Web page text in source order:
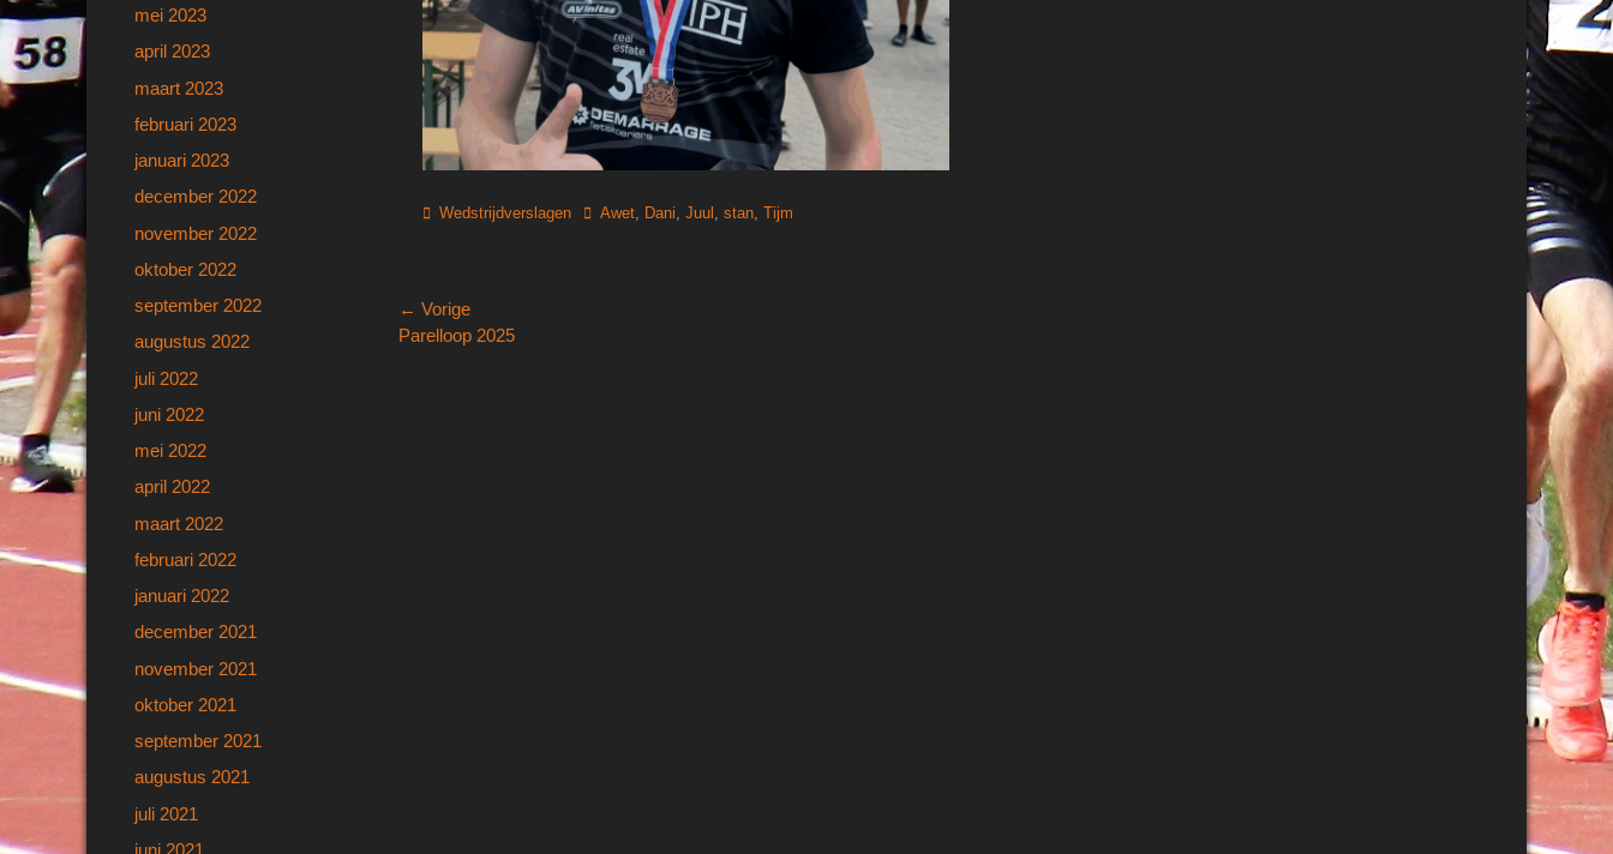
Categorieën
Wedstrijdverslagen TagsAwet Dani Juul stan Tijm
Bericht
navigatie
← Vorige
Vorig
Parelloop 2025
mei 2023
april 2023
maart 2023
februari 2023
januari 2023
december 2022
november 2022
oktober 2022
september 2022
augustus 2022
juli 2022
juni 2022
mei 2022
april 2022
maart 2022
februari 2022
januari 2022
december 2021
november 2021
oktober 2021
september 2021
augustus 2021
juli 2021
juni 2021